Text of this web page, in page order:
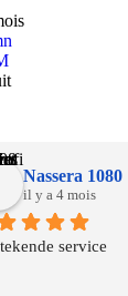
Nassera 1080
il y a 4 mois
service